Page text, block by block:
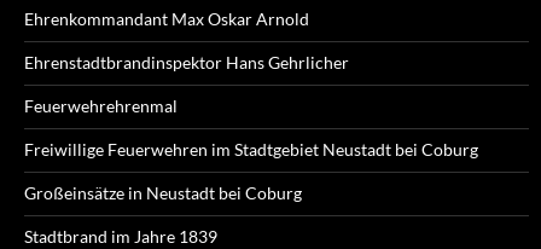
Ehrenkommandant Max Oskar Arnold
Ehrenstadtbrandinspektor Hans Gehrlicher
Feuerwehrehrenmal
Freiwillige Feuerwehren im Stadtgebiet Neustadt bei Coburg
Großeinsätze in Neustadt bei Coburg
Stadtbrand im Jahre 1839